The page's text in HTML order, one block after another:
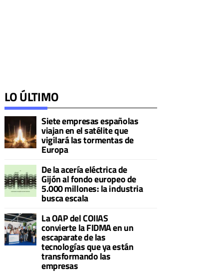
LO ÚLTIMO
Siete empresas españolas
viajan en el satélite que
vigilará las tormentas de
Europa
De la acería eléctrica de
Gijón al fondo europeo de
5.000 millones: la industria
busca escala
La OAP del COIIAS
convierte la FIDMA en un
escaparate de las
tecnologías que ya están
transformando las
empresas